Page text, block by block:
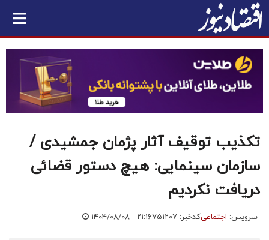
تکذیب توقیف آثار پژمان جمشیدی /
سازمان سینمایی: هیچ دستور قضائی
دریافت نکردیم
سرویس: اجتماعیکدخبر: ۷۵۱۲۰۷ ۱۴۰۴/۰۸/۰۸ - ۲۱:۱۶